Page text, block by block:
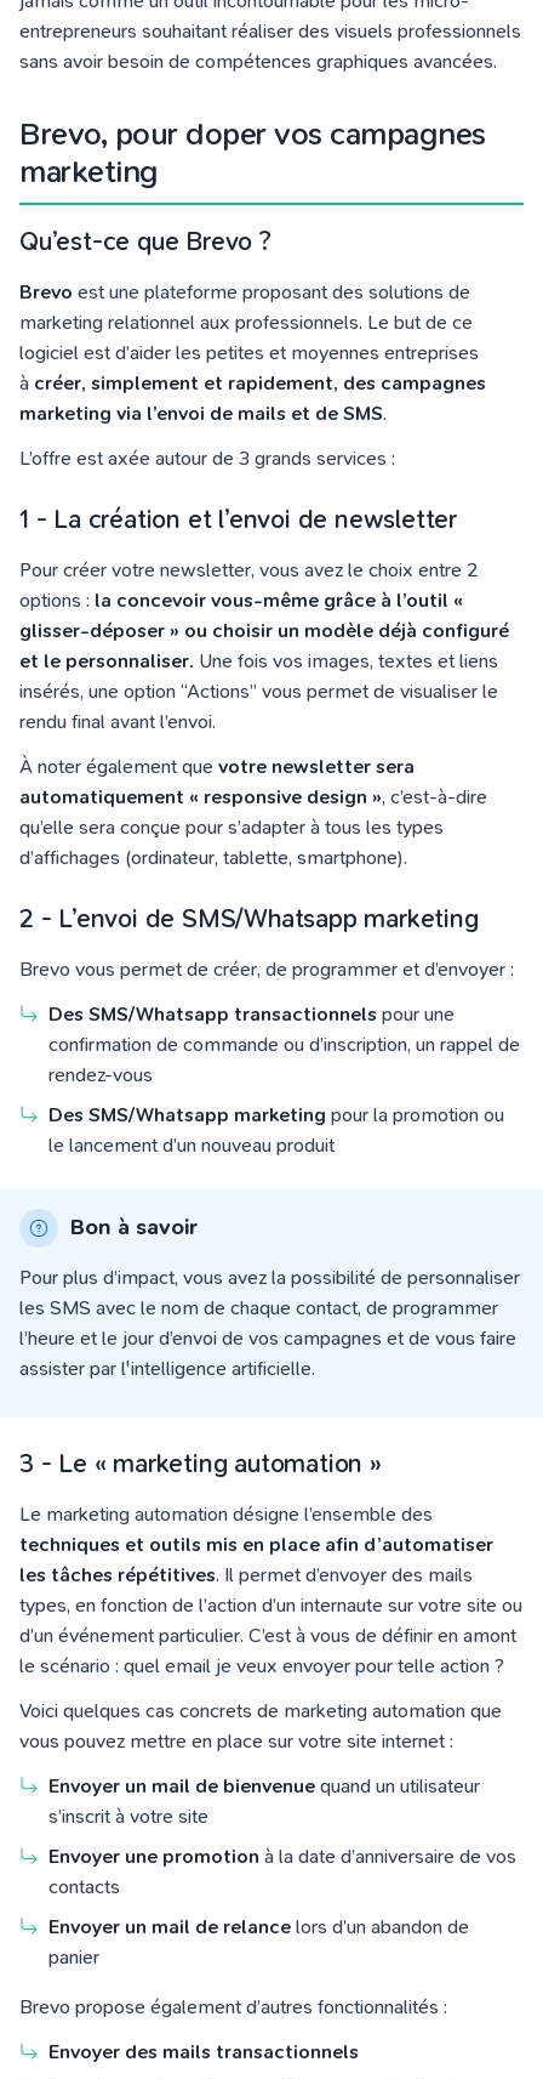
entrepreneurs souhaitant réaliser des visuels professionnels
sans avoir besoin de compétences graphiques avancées.
Brevo, pour doper vos campagnes
marketing
Qu’est-ce que Brevo ?
Brevo est une plateforme proposant des solutions de
marketing relationnel aux professionnels. Le but de ce
logiciel est d’aider les petites et moyennes entreprises
à créer, simplement et rapidement, des campagnes
marketing via l’envoi de mails et de SMS.
L’offre est axée autour de 3 grands services :
1 - La création et l’envoi de newsletter
Pour créer votre newsletter, vous avez le choix entre 2
options : la concevoir vous-même grâce à l’outil «
glisser-déposer » ou choisir un modèle déjà configuré
et le personnaliser. Une fois vos images, textes et liens
insérés, une option “Actions” vous permet de visualiser le
rendu final avant l’envoi.
À noter également que votre newsletter sera
automatiquement « responsive design », c’est-à-dire
qu’elle sera conçue pour s’adapter à tous les types
d’affichages (ordinateur, tablette, smartphone).
2 - L’envoi de SMS/Whatsapp marketing
Brevo vous permet de créer, de programmer et d’envoyer :
Des SMS/Whatsapp transactionnels pour une
confirmation de commande ou d’inscription, un rappel de
rendez-vous
Des SMS/Whatsapp marketing pour la promotion ou
le lancement d’un nouveau produit
Bon à savoir
Pour plus d’impact, vous avez la possibilité de personnaliser
les SMS avec le nom de chaque contact, de programmer
l’heure et le jour d’envoi de vos campagnes et de vous faire
assister par l'intelligence artificielle.
3 - Le « marketing automation »
Le marketing automation désigne l’ensemble des
techniques et outils mis en place afin d’automatiser
les tâches répétitives. Il permet d’envoyer des mails
types, en fonction de l’action d’un internaute sur votre site ou
d’un événement particulier. C’est à vous de définir en amont
le scénario : quel email je veux envoyer pour telle action ?
Voici quelques cas concrets de marketing automation que
vous pouvez mettre en place sur votre site internet :
Envoyer un mail de bienvenue quand un utilisateur
s’inscrit à votre site
Envoyer une promotion à la date d’anniversaire de vos
contacts
Envoyer un mail de relance lors d’un abandon de
panier
Brevo propose également d’autres fonctionnalités :
Envoyer des mails transactionnels